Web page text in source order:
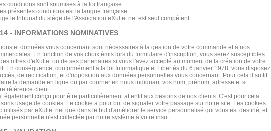
conditions sont soumises à la loi française.
présentes conditions est la langue française.
le tribunal du siège de l'Association eXultet.net est seul compétent.
- INFORMATIONS NOMINATIVES
et données vous concernant sont nécessaires à la gestion de votre commande et à nos
En fonction de vos choix émis lors du formulaire d'inscription, vous serez susceptibles
offres d'eXultet ou de ses partenaires si vous l'avez accepté au moment de la création de votre
En conséquence, conformément à la loi Informatique et Libertés du 6 janvier 1978, vous disposez
de rectification, et d'opposition aux données personnelles vous concernant. Pour cela il suffit
la demande en ligne ou par courrier en nous indiquant vos nom, prénom, adresse et si
référence client.
également conçu pour être particulièrement attentif aux besoins de nos clients. C'est pour cela
usage de cookies. Le cookie a pour but de signaler votre passage sur notre site. Les cookies
utilisés par eXultet.net que dans le but d'améliorer le service personnalisé qui vous est destiné, et
personnelle n'est collectée par notre système à votre insu.